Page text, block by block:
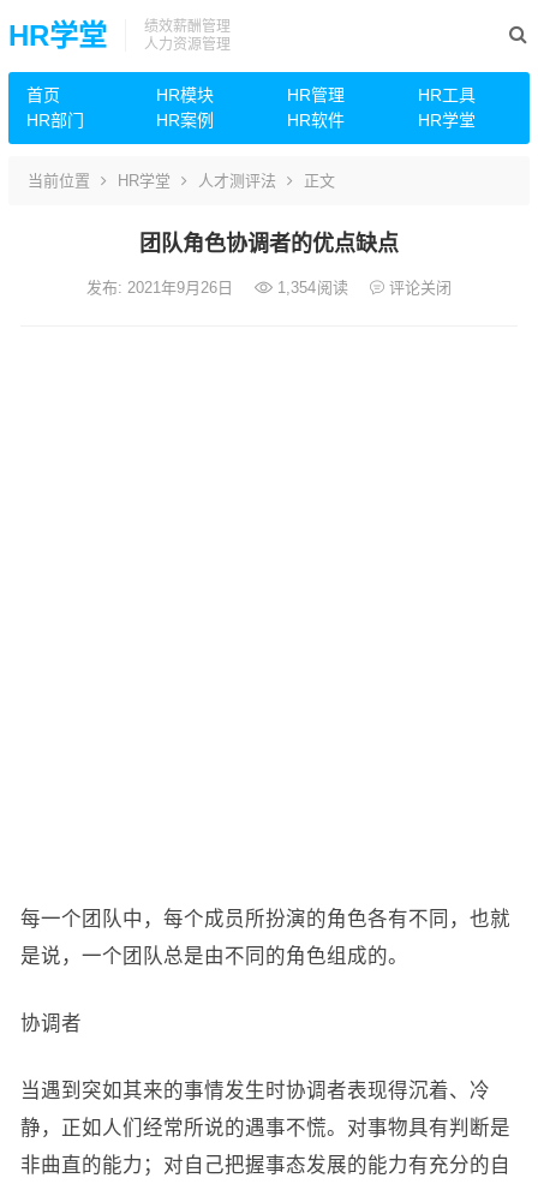
HR学堂
绩效薪酬管理
人力资源管理
首页 HR模块 HR管理
HR工具
HR部门
HR案例 HR软件 HR学堂
当前位置 HR学堂 人才测评法 正文
团队角色协调者的优点缺点
发布: 2021年9月26日 1,354阅读 评论关闭
每一个团队中，每个成员所扮演的角色各有不同，也就
是说，一个团队总是由不同的角色组成的。
协调者
当遇到突如其来的事情发生时协调者表现得沉着、冷
静，正如人们经常所说的遇事不慌。对事物具有判断是
非曲直的能力；对自己把握事态发展的能力有充分的自